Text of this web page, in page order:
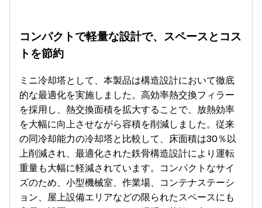
コンパクトで軽量な設計で、スペースとコス
トを節約
ミニ冷却塔として、本製品は構造設計において徹底
的な最適化を実施しました。高効率熱交換フィラー
を採用し、熱交換面積を拡大することで、放熱効率
を大幅に向上させながら容積を削減しました。従来
の同冷却能力の冷却塔と比較して、床面積は30％以
上削減され、最適化された鉄骨構造設計により運転
重量も大幅に軽減されています。コンパクトなサイ
ズのため、小型機械室、作業場、コンテナステーシ
ョン、屋上設備エリアなどの限られたスペースにも